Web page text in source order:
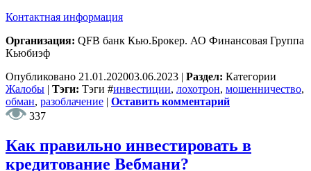
Контактная информация
Организация: QFB банк Кью.Брокер. АО Финансовая Группа
Кьюбиэф
Опубликовано 21.01.202003.06.2023 | Раздел: Категории
Жалобы | Тэги: Тэги #инвестиции, лохотрон, мошенничество,
обман, разоблачение | Оставить комментарий
337
Как правильно инвестировать в
кредитование Вебмани?